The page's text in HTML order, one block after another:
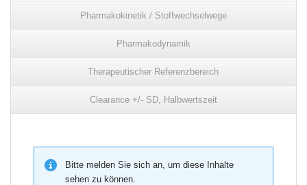
Pharmakokinetik / Stoffwechselwege
Pharmakodynamik
Therapeutischer Referenzbereich
Clearance +/- SD, Halbwertszeit
Bitte melden Sie sich an, um diese Inhalte
sehen zu können.